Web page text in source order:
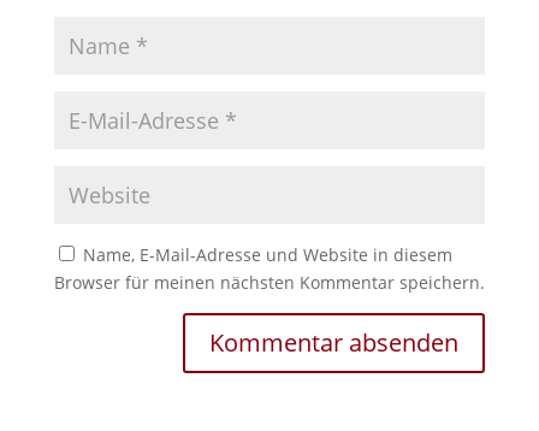
Name, E-Mail-Adresse und Website in diesem
Browser für meinen nächsten Kommentar speichern.